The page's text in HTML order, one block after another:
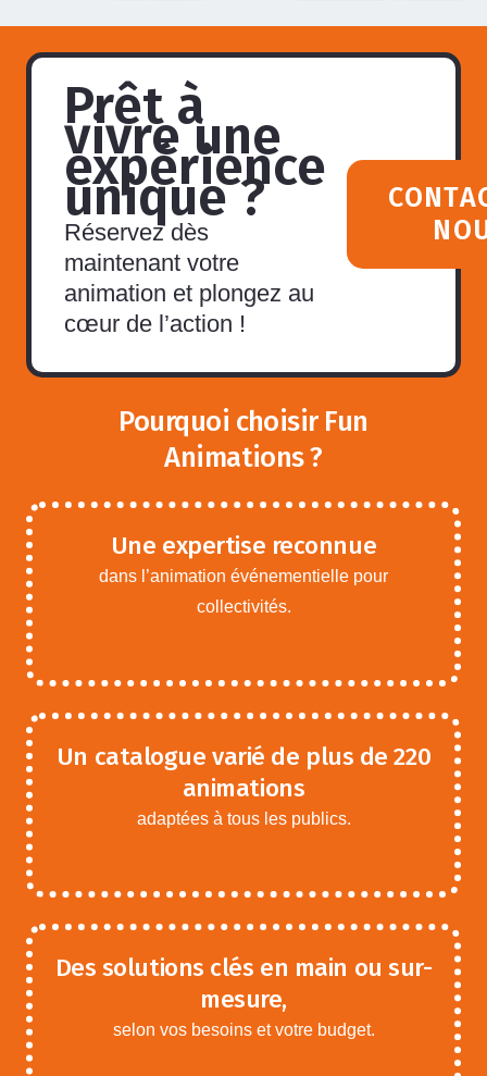
Prêt à
vivre une
expérience
unique ?
Réservez dès
maintenant votre
animation et plongez au
cœur de l’action !
Pourquoi choisir Fun
Animations ?
Une expertise reconnue
dans l’animation événementielle pour
collectivités.
Un catalogue varié de plus de 220
animations
adaptées à tous les publics.
Des solutions clés en main ou sur-
mesure,
selon vos besoins et votre budget.